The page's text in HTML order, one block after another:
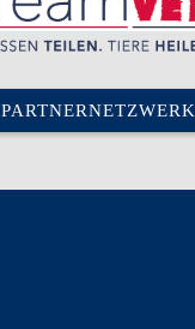
PARTNERNETZWERK